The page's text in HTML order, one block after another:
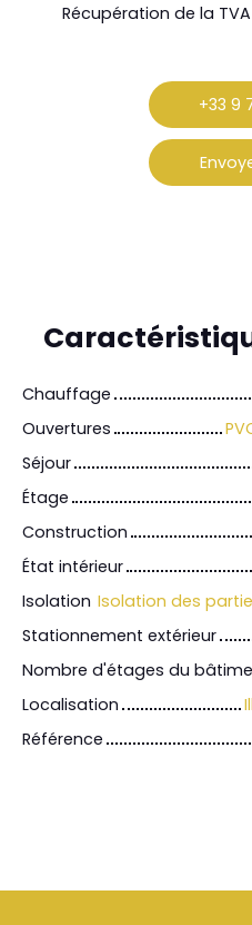
Récupération de la TVA
+33 9
Chauffage
Ouvertures
Séjour
Étage
Construction
État intérieur
Isolation
Stationnement extérieur
Nombre d'étages du
Localisation
Référence